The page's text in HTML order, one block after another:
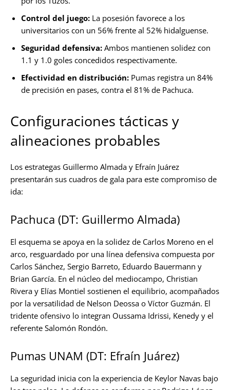
Control del juego: La posesión favorece a los
universitarios con un 56% frente al 52% hidalguense.
Seguridad defensiva: Ambos mantienen solidez con
1.1 y 1.0 goles concedidos respectivamente.
Efectividad en distribución: Pumas registra un 84%
de precisión en pases, contra el 81% de Pachuca.
Configuraciones tácticas y
alineaciones probables
Los estrategas Guillermo Almada y Efraín Juárez
presentarán sus cuadros de gala para este compromiso de
ida:
Pachuca (DT: Guillermo Almada)
El esquema se apoya en la solidez de Carlos Moreno en el
arco, resguardado por una línea defensiva compuesta por
Carlos Sánchez, Sergio Barreto, Eduardo Bauermann y
Brian García. En el núcleo del mediocampo, Christian
Rivera y Elías Montiel sostienen el equilibrio, acompañados
por la versatilidad de Nelson Deossa o Víctor Guzmán. El
tridente ofensivo lo integran Oussama Idrissi, Kenedy y el
referente Salomón Rondón.
Pumas UNAM (DT: Efraín Juárez)
La seguridad inicia con la experiencia de Keylor Navas bajo